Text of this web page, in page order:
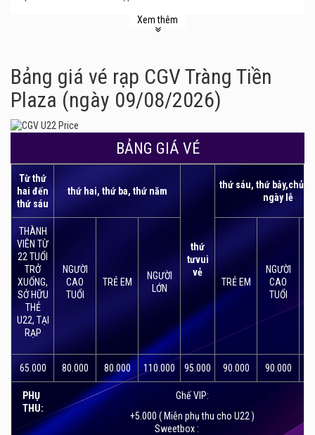
CGV Tràng Tiền Plaza là cụm rạp được xây dựng nhằm vào
phân khúc khách hàng cao cấp, vậy nên rạp được trang bị
thiết kế ấn tượng nhất nhằm mang đến khoảng thời gian
thưởng thức phim tuyệt vời dành cho khán giả.
Rạp hiện có tất cả 7 rạp chiếu phim với 184 ghế ngồi, đặc
biệt có phòng chiếu giường năm L’amour với 6 giường và
phòng chiếu hạng thương gia Gold Class 18 ghế. Nội thất
được sử dụng trong phòng chiếu là ghế da màu xanh, kết
hợp với tay nắm gỗ mang lại sự sang trọng, đẳng cấp và
độc đáo dành cho khách hàng.
Tọa lạc ngay vị trí đắc địa nhất Hà Nội, rạp chiếu phim
CGV Tràng Tiền Plaza nhanh chóng trở thành lựa chọn vui
chơi, giải trí của người dân thủ đô vào những ngày cuối
tuần. Đặc biệt dịp nghỉ lễ Quốc khánh vừa qua, CGV Tràng
Tiền Plaza luôn trong tình trạng chật kín khán giả từ sáng
tới tối.
Đến với CGV Tràng Tiền Plaza các tín đồ điện ảnh không
chỉ được hưởng cơ sở vật chất bậc nhất, thưởng thức
những bom tấn điện ảnh hấp dẫn mới được ra mắt mà còn
được phục vụ bởi đội ngũ nhân viên chuyên nghiệp luôn
sẵn sàng giải đáp mọi thắc mắc và giải quyết tất cả những
vấn đề nằm trong khả năng.
Xem thêm
Bảng giá vé rạp CGV Tràng Tiền
Plaza (ngày 09/08/2026)
BẢNG GIÁ VÉ
Từ thứ
hai đến
thứ sáu
thứ hai, thứ ba, thứ năm
thứ
tưvui
vẻ
thứ sáu, thứ bảy,chủ
ngày lễ
THÀNH
VIÊN TỪ
22 TUỔI
TRỞ
XUỐNG,
SỞ HỮU
THẺ
U22, TẠI
RẠP
NGƯỜI
CAO
TUỔI
TRẺ EM
NGƯỜI
LỚN
TRẺ EM
NGƯỜI
CAO
TUỔI
65.000 80.000 80.000 110.000 95.000 90.000 90.000
PHỤ
THU:
Ghế VIP:
+5.000 ( Miễn phụ thu cho U22 )
Sweetbox :